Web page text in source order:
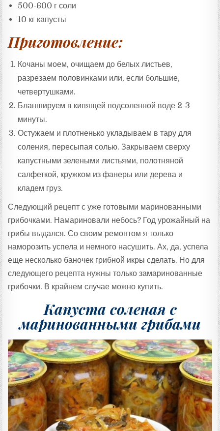
500-600 г соли
10 кг капусты
Приготовление:
Кочаны моем, очищаем до белых листьев,
разрезаем половинками или, если большие,
четвертушками.
Бланшируем в кипящей подсоленной воде 2-3
минуты.
Остужаем и плотненько укладываем в тару для
соления, пересыпая солью. Закрываем сверху
капустными зелеными листьями, полотняной
салфеткой, кружком из фанеры или дерева и
кладем груз.
Следующий рецепт с уже готовыми маринованными
грибочками. Намариновали небось? Год урожайный на
грибы выдался. Со своим ремонтом я только
наморозить успела и немного насушить. Ах, да, успела
еще несколько баночек грибной икры сделать. Но для
следующего рецепта нужны только замаринованные
грибочки. В крайнем случае можно купить.
Капуста соленая с
маринованными грибами